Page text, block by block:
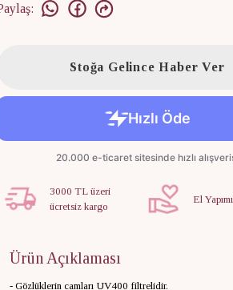
:
Stoğa Gelince Haber Ver
3000 TL üzeri
ücretsiz kargo
El Yapımı
Ürün Açıklaması
- Gözlüklerin camları UV400 filtrelidir.